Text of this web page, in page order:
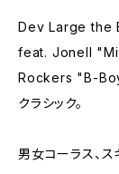
Dev Large the
feat. Jonell
Rockers "B-Boy"
クラシック。
男女コーラス、ス